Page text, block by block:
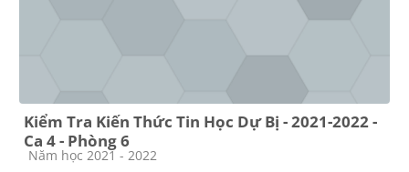
Kiểm Tra Kiến Thức Tin Học Dự Bị - 2021-2022 -
Ca 4 - Phòng 6
Course category
Năm học 2021 - 2022